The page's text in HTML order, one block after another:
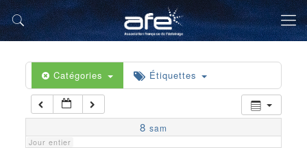
Catégories Étiquettes
8 sam
Jour entier
5 h 00 min
6 h 00 min
7 h 00 min